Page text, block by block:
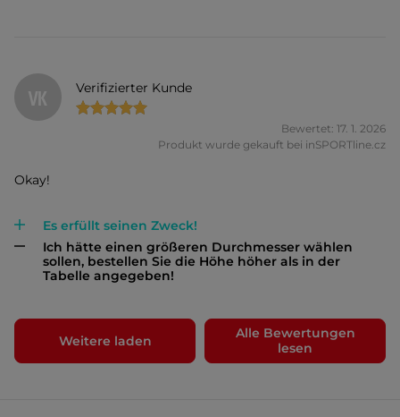
VK Verifizierter Kunde
Bewertet: 17. 1. 2026
Produkt wurde gekauft bei inSPORTline.cz
Okay!
Es erfüllt seinen Zweck!
Ich hätte einen größeren Durchmesser wählen
sollen, bestellen Sie die Höhe höher als in der
Tabelle angegeben!
Weitere laden
Alle Bewertungen
lesen